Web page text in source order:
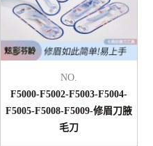
NO.
F5000-F5002-F5003-F5004-
F5005-F5008-F5009-修眉刀腋
毛刀